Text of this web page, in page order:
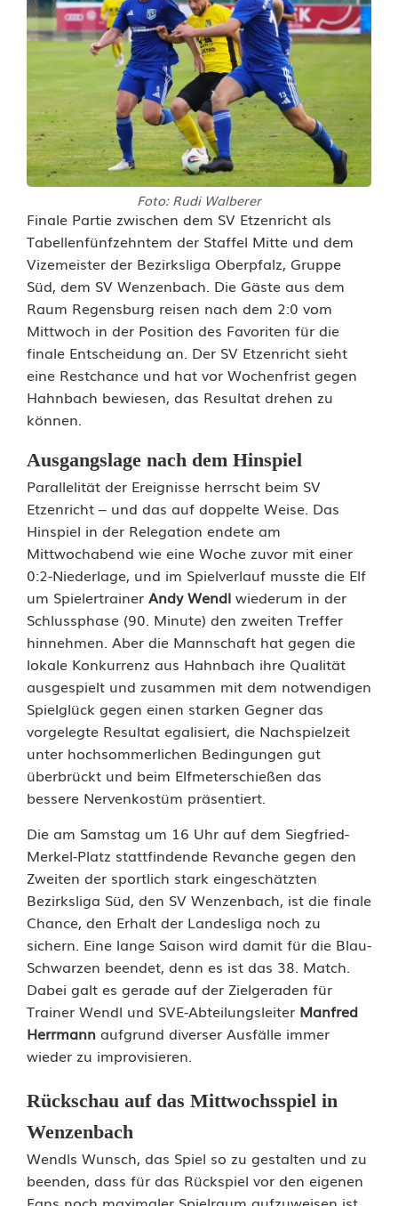
Foto: Rudi Walberer
R
e
l
e
g
a
t
i
o
n
s
e
n
t
s
c
h
e
i
d
u
n
g
i
n
E
t
z
e
Finale Partie zwischen dem SV Etzenricht als
Tabellenfünfzehntem der Staffel Mitte und dem
Vizemeister der Bezirksliga Oberpfalz, Gruppe
Süd, dem SV Wenzenbach. Die Gäste aus dem
Raum Regensburg reisen nach dem 2:0 vom
Mittwoch in der Position des Favoriten für die
finale Entscheidung an. Der SV Etzenricht sieht
eine Restchance und hat vor Wochenfrist gegen
Hahnbach bewiesen, das Resultat drehen zu
können.
Ausgangslage nach dem Hinspiel
Parallelität der Ereignisse herrscht beim SV
Etzenricht – und das auf doppelte Weise. Das
Hinspiel in der Relegation endete am
Mittwochabend wie eine Woche zuvor mit einer
0:2-Niederlage, und im Spielverlauf musste die Elf
um Spielertrainer Andy Wendl wiederum in der
Schlussphase (90. Minute) den zweiten Treffer
hinnehmen. Aber die Mannschaft hat gegen die
lokale Konkurrenz aus Hahnbach ihre Qualität
ausgespielt und zusammen mit dem notwendigen
Spielglück gegen einen starken Gegner das
vorgelegte Resultat egalisiert, die Nachspielzeit
unter hochsommerlichen Bedingungen gut
überbrückt und beim Elfmeterschießen das
bessere Nervenkostüm präsentiert.
Die am Samstag um 16 Uhr auf dem Siegfried-
Merkel-Platz stattfindende Revanche gegen den
Zweiten der sportlich stark eingeschätzten
Bezirksliga Süd, den SV Wenzenbach, ist die finale
Chance, den Erhalt der Landesliga noch zu
sichern. Eine lange Saison wird damit für die Blau-
Schwarzen beendet, denn es ist das 38. Match.
Dabei galt es gerade auf der Zielgeraden für
Trainer Wendl und SVE-Abteilungsleiter Manfred
Herrmann aufgrund diverser Ausfälle immer
wieder zu improvisieren.
Rückschau auf das Mittwochsspiel in
Wenzenbach
Wendls Wunsch, das Spiel so zu gestalten und zu
beenden, dass für das Rückspiel vor den eigenen